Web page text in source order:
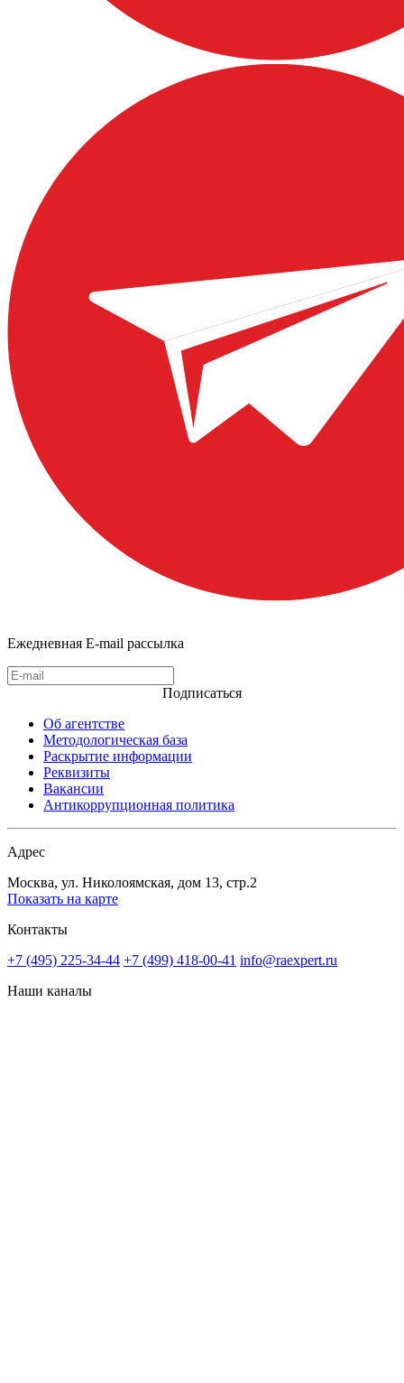
Ежедневная E-mail рассылка
Подписаться
Об агентстве
Методологическая база
Раскрытие информации
Реквизиты
Вакансии
Антикоррупционная политика
Адрес
Москва, ул. Николоямская, дом 13, стр.2
Показать на карте
Контакты
+7 (495) 225-34-44 +7 (499) 418-00-41 info@raexpert.ru
Наши каналы